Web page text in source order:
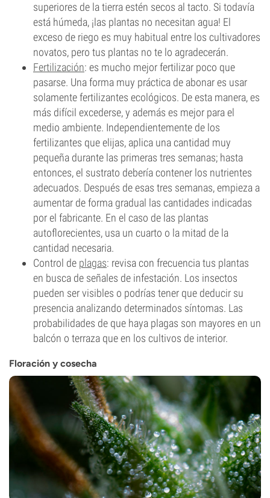
superiores de la tierra estén secos al tacto. Si todavía
está húmeda, ¡las plantas no necesitan agua! El
exceso de riego es muy habitual entre los cultivadores
novatos, pero tus plantas no te lo agradecerán.
Fertilización: es mucho mejor fertilizar poco que
pasarse. Una forma muy práctica de abonar es usar
solamente fertilizantes ecológicos. De esta manera, es
más difícil excederse, y además es mejor para el
medio ambiente. Independientemente de los
fertilizantes que elijas, aplica una cantidad muy
pequeña durante las primeras tres semanas; hasta
entonces, el sustrato debería contener los nutrientes
adecuados. Después de esas tres semanas, empieza a
aumentar de forma gradual las cantidades indicadas
por el fabricante. En el caso de las plantas
autoflorecientes, usa un cuarto o la mitad de la
cantidad necesaria.
Control de plagas: revisa con frecuencia tus plantas
en busca de señales de infestación. Los insectos
pueden ser visibles o podrías tener que deducir su
presencia analizando determinados síntomas. Las
probabilidades de que haya plagas son mayores en un
balcón o terraza que en los cultivos de interior.
Floración y cosecha